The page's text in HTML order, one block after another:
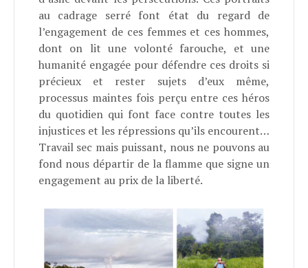
au cadrage serré font état du regard de
l’engagement de ces femmes et ces hommes,
dont on lit une volonté farouche, et une
humanité engagée pour défendre ces droits si
précieux et rester sujets d’eux même,
processus maintes fois perçu entre ces héros
du quotidien qui font face contre toutes les
injustices et les répressions qu’ils encourent…
Travail sec mais puissant, nous ne pouvons au
fond nous départir de la flamme que signe un
engagement au prix de la liberté.